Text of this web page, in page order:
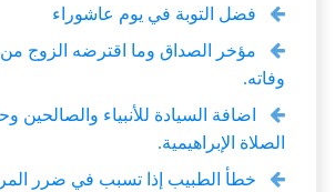
فضل التوبة في يوم عاشوراء
مؤخر الصداق وما اقترضه الزوج
وفاته.
اضافة السيادة للأنبياء والصالحين
الصلاة الإبراهيمية.
خطأ الطبيب إذا تسبب في ضرر